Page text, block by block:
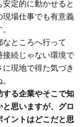
定的に動かせると
場仕事でも有意義
ところへ行って
接続じゃない環境で
現地で得た気づき
る企業やそこで知
思いますが、グロ
ントはどこだと思